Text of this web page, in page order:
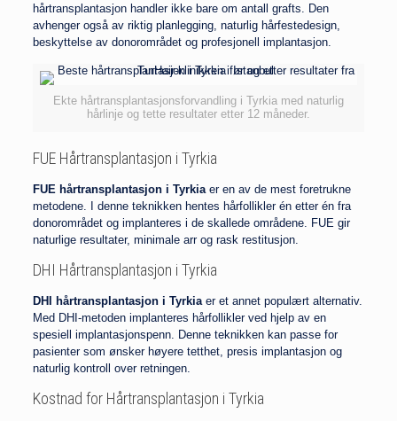
hårtransplantasjon handler ikke bare om antall grafts. Den
avhenger også av riktig planlegging, naturlig hårfestedesign,
beskyttelse av donorområdet og profesjonell implantasjon.
Ekte hårtransplantasjonsforvandling i Tyrkia med naturlig
hårlinje og tette resultater etter 12 måneder.
FUE Hårtransplantasjon i Tyrkia
FUE hårtransplantasjon i Tyrkiaer en av de mest foretrukne
metodene. I denne teknikken hentes hårfollikler én etter én fra
donorområdet og implanteres i de skallede områdene. FUE gir
naturlige resultater, minimale arr og rask restitusjon.
DHI Hårtransplantasjon i Tyrkia
DHI hårtransplantasjon i Tyrkiaer et annet populært alternativ.
Med DHI-metoden implanteres hårfollikler ved hjelp av en
spesiell implantasjonspenn. Denne teknikken kan passe for
pasienter som ønsker høyere tetthet, presis implantasjon og
naturlig kontroll over retningen.
Kostnad for Hårtransplantasjon i Tyrkia